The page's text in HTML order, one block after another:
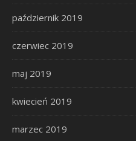
październik 2019
czerwiec 2019
maj 2019
kwiecień 2019
marzec 2019